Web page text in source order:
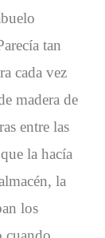
tan
cada vez
madera de
entre las
la hacía
la
los